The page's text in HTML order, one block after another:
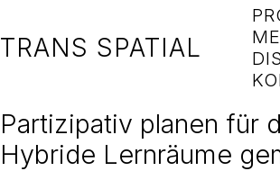
TRANS SPATIAL
Partizipativ planen für
Hybride Lernräume